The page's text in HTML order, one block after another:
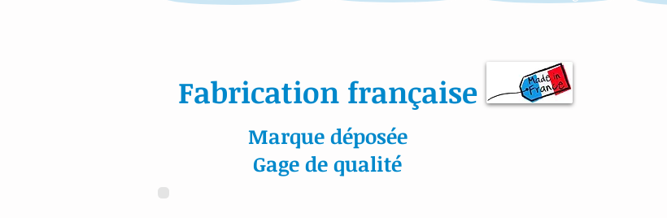
Fabrication française
Marque déposée
Gage de qualité